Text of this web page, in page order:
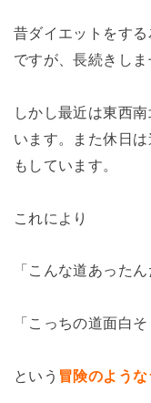
昔ダイエットをす
ですが、長続きしま
しかし最近は東西
います。また休日
もしています。
これにより
「こんな道あったん
「こっちの道面白そ
という 冒険のよう